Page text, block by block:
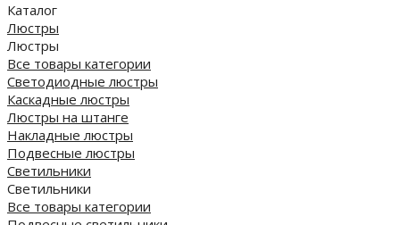
Каталог
Люстры
Люстры
Все товары категории
Светодиодные люстры
Каскадные люстры
Люстры на штанге
Накладные люстры
Подвесные люстры
Светильники
Светильники
Все товары категории